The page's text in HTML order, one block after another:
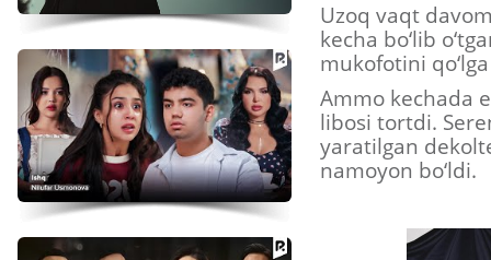
Uzoq vaqt
kecha bo‘lib
mukofotini
Ammo kechada
libosi tortdi.
yaratilgan
namoyon bo‘ldi.